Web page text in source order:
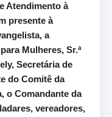
Atendimento à
presente à
a
Mulheres, Sr.ª
Secretária de
do Comitê da
o Comandante da
vereadores,